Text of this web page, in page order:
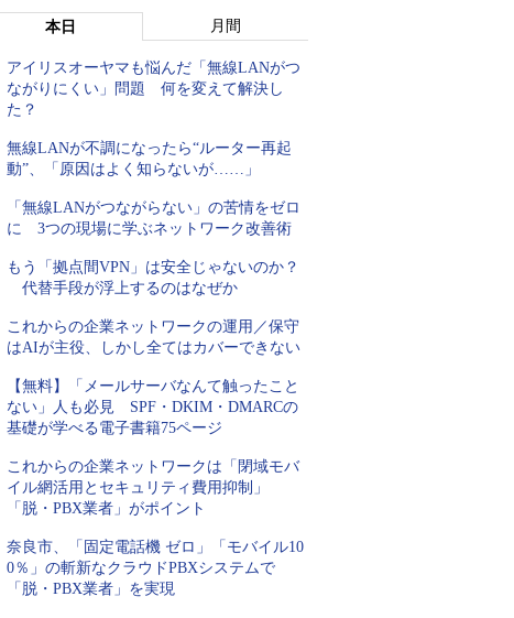
本日 月間
アイリスオーヤマも悩んだ「無線LANがつ
ながりにくい」問題 何を変えて解決し
た？
無線LANが不調になったら“ルーター再起
動”、「原因はよく知らないが……」
「無線LANがつながらない」の苦情をゼロ
に 3つの現場に学ぶネットワーク改善術
もう「拠点間VPN」は安全じゃないのか？
代替手段が浮上するのはなぜか
これからの企業ネットワークの運用／保守
はAIが主役、しかし全てはカバーできない
【無料】「メールサーバなんて触ったこと
ない」人も必見 SPF・DKIM・DMARCの
基礎が学べる電子書籍75ページ
これからの企業ネットワークは「閉域モバ
イル網活用とセキュリティ費用抑制」
「脱・PBX業者」がポイント
奈良市、「固定電話機 ゼロ」「モバイル10
0％」の斬新なクラウドPBXシステムで
「脱・PBX業者」を実現